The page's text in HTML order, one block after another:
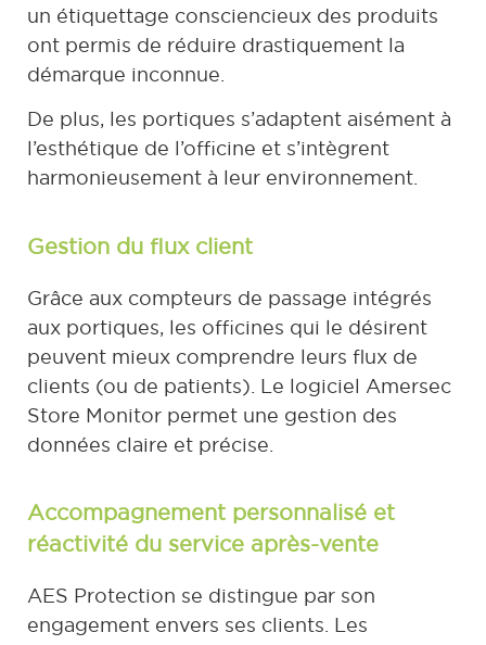
un étiquettage consciencieux des produits
ont permis de réduire drastiquement la
démarque inconnue.
De plus, les portiques s’adaptent aisément à
l’esthétique de l’officine et s’intègrent
harmonieusement à leur environnement.
Gestion du flux client
Grâce aux compteurs de passage intégrés
aux portiques, les officines qui le désirent
peuvent mieux comprendre leurs flux de
clients (ou de patients). Le logiciel Amersec
Store Monitor permet une gestion des
données claire et précise.
Accompagnement personnalisé et
réactivité du service après-vente
AES Protection se distingue par son
engagement envers ses clients. Les